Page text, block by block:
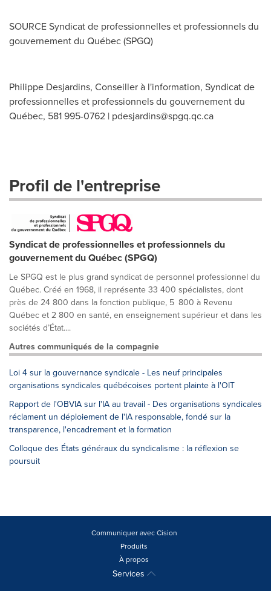
SOURCE Syndicat de professionnelles et professionnels du
gouvernement du Québec (SPGQ)
Philippe Desjardins, Conseiller à l'information, Syndicat de
professionnelles et professionnels du gouvernement du
Québec, 581 995-0762 | pdesjardins@spgq.qc.ca
Profil de l'entreprise
Syndicat de professionnelles et professionnels du
gouvernement du Québec (SPGQ)
Le SPGQ est le plus grand syndicat de personnel professionnel du
Québec. Créé en 1968, il représente 33 400 spécialistes, dont
près de 24 800 dans la fonction publique, 5 800 à Revenu
Québec et 2 800 en santé, en enseignement supérieur et dans les
sociétés d’État....
Autres communiqués de la compagnie
Loi 4 sur la gouvernance syndicale - Les neuf principales
organisations syndicales québécoises portent plainte à l'OIT
Rapport de l'OBVIA sur l'IA au travail - Des organisations syndicales
réclament un déploiement de l'IA responsable, fondé sur la
transparence, l'encadrement et la formation
Colloque des États généraux du syndicalisme : la réflexion se
poursuit
Communiquer avec Cision
Produits
À propos
Services